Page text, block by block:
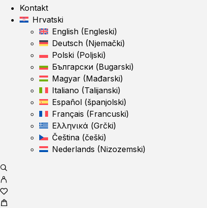
Kontakt
Hrvatski
English (Engleski)
Deutsch (Njemački)
Polski (Poljski)
Български (Bugarski)
Magyar (Mađarski)
Italiano (Talijanski)
Español (španjolski)
Français (Francuski)
Ελληνικά (Grčki)
Čeština (češki)
Nederlands (Nizozemski)